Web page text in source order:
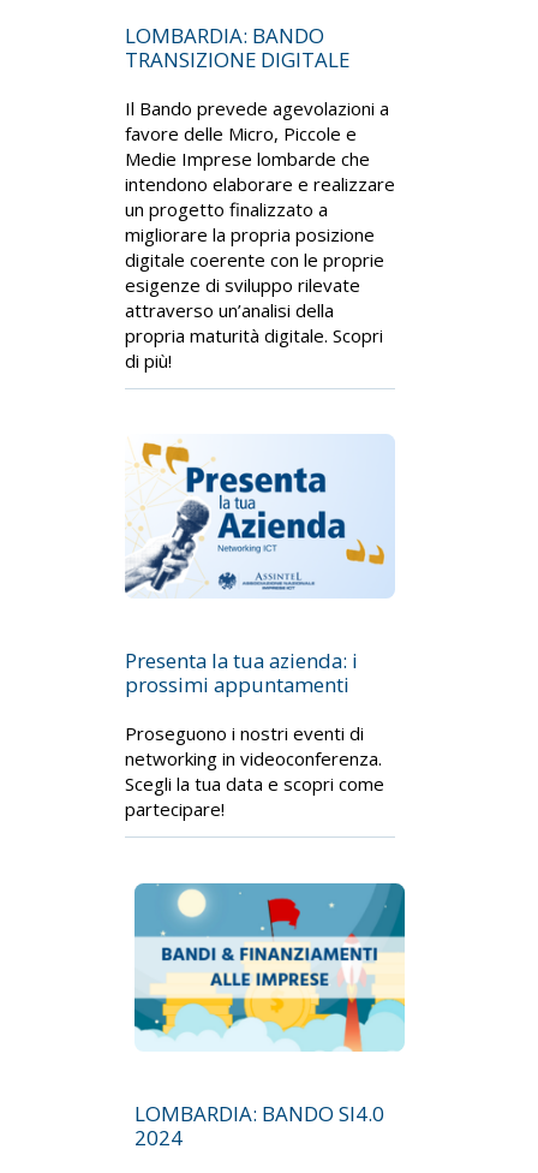
LOMBARDIA: BANDO
TRANSIZIONE DIGITALE
Il Bando prevede agevolazioni a
favore delle Micro, Piccole e
Medie Imprese lombarde che
intendono elaborare e realizzare
un progetto finalizzato a
migliorare la propria posizione
digitale coerente con le proprie
esigenze di sviluppo rilevate
attraverso un’analisi della
propria maturità digitale. Scopri
di più!
Presenta la tua azienda: i
prossimi appuntamenti
Proseguono i nostri eventi di
networking in videoconferenza.
Scegli la tua data e scopri come
partecipare!
LOMBARDIA: BANDO SI4.0
2024